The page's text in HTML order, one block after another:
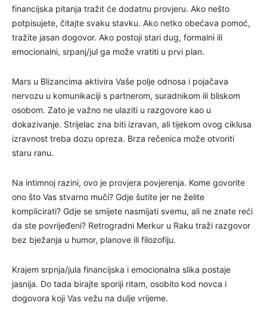
financijska pitanja tražit će dodatnu provjeru. Ako nešto
potpisujete, čitajte svaku stavku. Ako netko obećava pomoć,
tražite jasan dogovor. Ako postoji stari dug, formalni ili
emocionalni, srpanj/jul ga može vratiti u prvi plan.
Mars u Blizancima aktivira Vaše polje odnosa i pojačava
nervozu u komunikaciji s partnerom, suradnikom ili bliskom
osobom. Zato je važno ne ulaziti u razgovore kao u
dokazivanje. Strijelac zna biti izravan, ali tijekom ovog ciklusa
izravnost treba dozu opreza. Brza rečenica može otvoriti
staru ranu.
Na intimnoj razini, ovo je provjera povjerenja. Kome govorite
ono što Vas stvarno muči? Gdje šutite jer ne želite
komplicirati? Gdje se smijete nasmijati svemu, ali ne znate reći
da ste povrijeđeni? Retrogradni Merkur u Raku traži razgovor
bez bježanja u humor, planove ili filozofiju.
Krajem srpnja/jula financijska i emocionalna slika postaje
jasnija. Do tada birajte sporiji ritam, osobito kod novca i
dogovora koji Vas vežu na dulje vrijeme.